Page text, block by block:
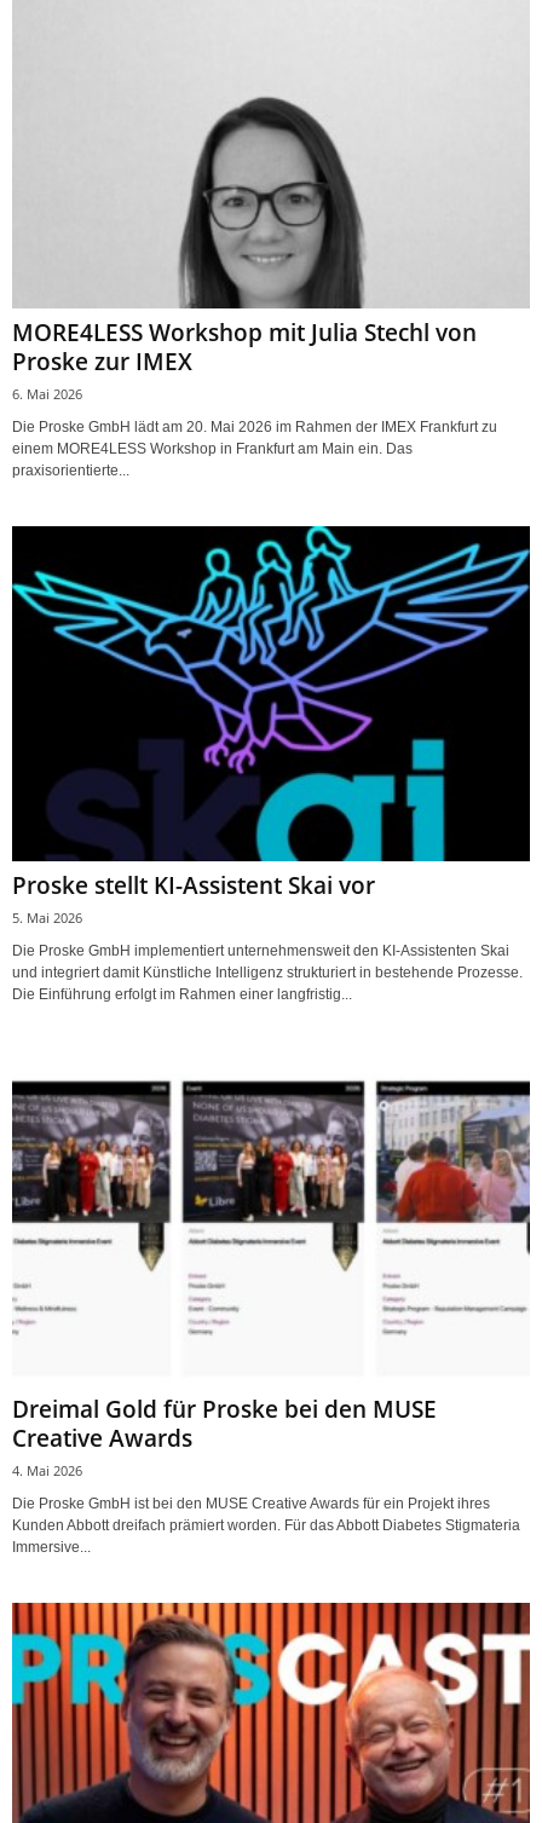
MORE4LESS Workshop mit Julia Stechl von
Proske zur IMEX
6. Mai 2026
Die Proske GmbH lädt am 20. Mai 2026 im Rahmen der IMEX Frankfurt zu
einem MORE4LESS Workshop in Frankfurt am Main ein. Das
praxisorientierte...
Proske stellt KI-Assistent Skai vor
5. Mai 2026
Die Proske GmbH implementiert unternehmensweit den KI-Assistenten Skai
und integriert damit Künstliche Intelligenz strukturiert in bestehende Prozesse.
Die Einführung erfolgt im Rahmen einer langfristig...
Dreimal Gold für Proske bei den MUSE
Creative Awards
4. Mai 2026
Die Proske GmbH ist bei den MUSE Creative Awards für ein Projekt ihres
Kunden Abbott dreifach prämiert worden. Für das Abbott Diabetes Stigmateria
Immersive...